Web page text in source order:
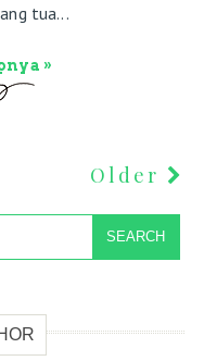
tua...
»
Older
SEARCH